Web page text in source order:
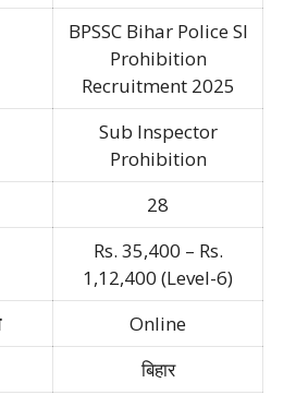
BPSSC Bihar Police SI
Prohibition
Recruitment 2025
Sub Inspector
Prohibition
28
Rs. 35,400 – Rs.
1,12,400 (Level-6)
Online
बिहार